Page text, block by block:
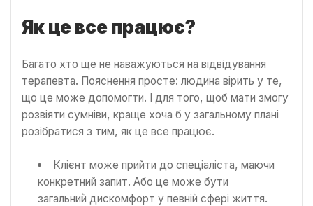
Як це все працює?
Багато хто ще не наважуються на відвідування
терапевта. Пояснення просте: людина вірить у те,
що це може допомогти. І для того, щоб мати змогу
розвіяти сумніви, краще хоча б у загальному плані
розібратися з тим, як це все працює.
Клієнт може прийти до спеціаліста, маючи
конкретний запит. Або це може бути
загальний дискомфорт у певній сфері життя.